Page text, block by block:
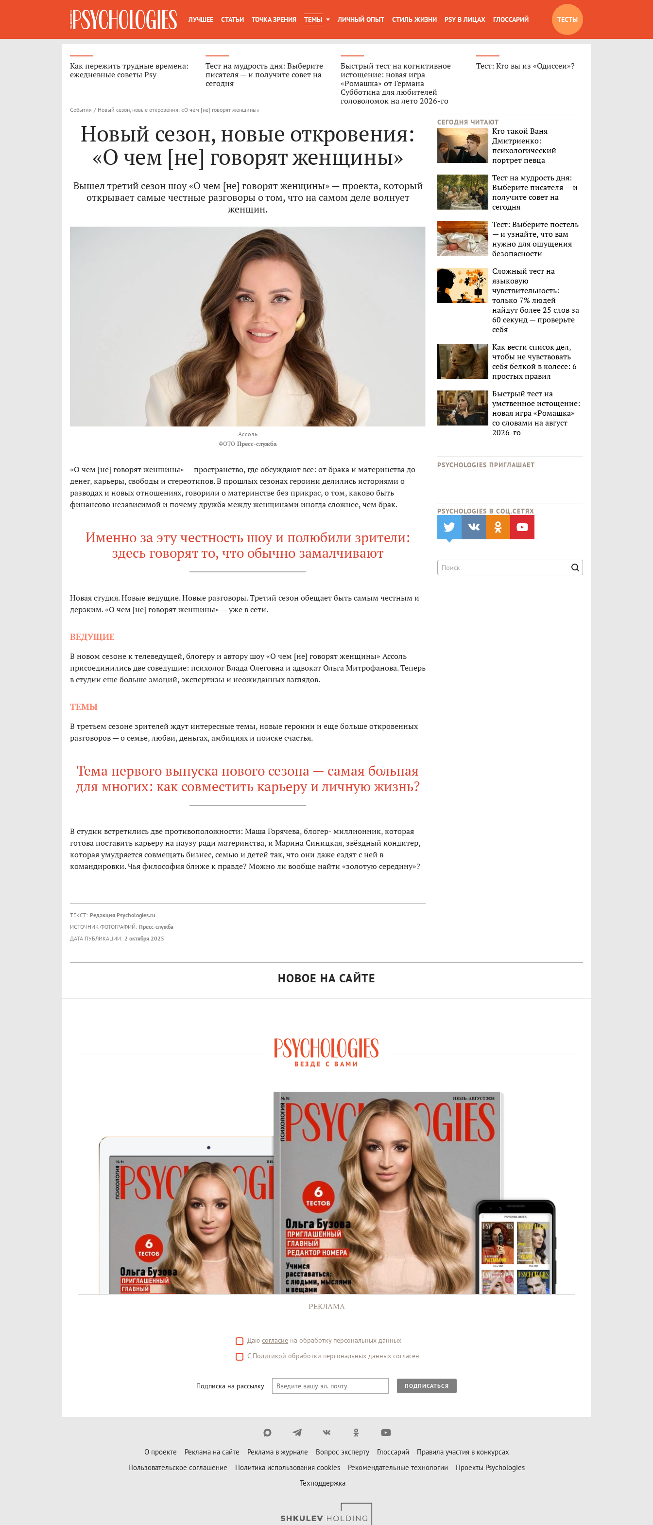
ЛУЧШЕЕ СТАТЬИ ТОЧКА ЗРЕНИЯ ТЕМЫ ЛИЧНЫЙ ОПЫТ СТИЛЬ ЖИЗНИ PSY В ЛИЦАХ ГЛОССАРИЙ ТЕСТЫ
Как пережить трудные времена:
ежедневные советы Psy
Тест на мудрость дня: Выберите
писателя — и получите совет на
сегодня
Быстрый тест на когнитивное
истощение: новая игра
«Ромашка» от Германа
Субботина для любителей
головоломок на лето 2026-го
Тест: Кто вы из «Одиссеи»?
События / Новый сезон, новые откровения: «О чем [не] говорят женщины»
Новый сезон, новые откровения:
«О чем [не] говорят женщины»
Вышел третий сезон шоу «О чем [не] говорят женщины» — проекта, который
открывает самые честные разговоры о том, что на самом деле волнует
женщин.
Ассоль
ФОТО Пресс-служба
«О чем [не] говорят женщины» — пространство, где обсуждают все: от брака и материнства до
денег, карьеры, свободы и стереотипов. В прошлых сезонах героини делились историями о
разводах и новых отношениях, говорили о материнстве без прикрас, о том, каково быть
финансово независимой и почему дружба между женщинами иногда сложнее, чем брак.
Именно за эту честность шоу и полюбили зрители:
здесь говорят то, что обычно замалчивают
Новая студия. Новые ведущие. Новые разговоры. Третий сезон обещает быть самым честным и
дерзким. «О чем [не] говорят женщины» — уже в сети.
ВЕДУЩИЕ
В новом сезоне к телеведущей, блогеру и автору шоу «О чем [не] говорят женщины» Ассоль
присоединились две соведущие: психолог Влада Олеговна и адвокат Ольга Митрофанова. Теперь
в студии еще больше эмоций, экспертизы и неожиданных взглядов.
ТЕМЫ
В третьем сезоне зрителей ждут интересные темы, новые героини и еще больше откровенных
разговоров — о семье, любви, деньгах, амбициях и поиске счастья.
Тема первого выпуска нового сезона — самая больная
для многих: как совместить карьеру и личную жизнь?
В студии встретились две противоположности: Маша Горячева, блогер- миллионник, которая
готова поставить карьеру на паузу ради материнства, и Марина Синицкая, звёздный кондитер,
которая умудряется совмещать бизнес, семью и детей так, что они даже ездят с ней в
командировки. Чья философия ближе к правде? Можно ли вообще найти «золотую середину»?
ТЕКСТ: Редакция Psychologies.ru
ИСТОЧНИК ФОТОГРАФИЙ: Пресс-служба
ДАТА ПУБЛИКАЦИИ: 2 октября 2025
СЕГОДНЯ ЧИТАЮТ
Кто такой Ваня
Дмитриенко:
психологический
портрет певца
Тест на мудрость дня:
Выберите писателя — и
получите совет на
сегодня
Тест: Выберите постель
— и узнайте, что вам
нужно для ощущения
безопасности
Сложный тест на
языковую
чувствительность:
только 7% людей
найдут более 25 слов за
60 секунд — проверьте
себя
Как вести список дел,
чтобы не чувствовать
себя белкой в колесе: 6
простых правил
Быстрый тест на
умственное истощение:
новая игра «Ромашка»
со словами на август
2026-го
PSYCHOLOGIES ПРИГЛАШАЕТ
PSYCHOLOGIES В CОЦ.СЕТЯХ
НОВОЕ НА САЙТЕ
ВЕЗДЕ С ВАМИ
РЕКЛАМА
Даю согласие на обработку персональных данных
С Политикой обработки персональных данных согласен
Подписка на рассылку ПОДПИСАТЬСЯ
О проекте Реклама на сайте Реклама в журнале Вопрос эксперту Глоссарий
Правила участия в конкурсах
Пользовательское соглашение
Политика использования cookies Рекомендательные технологии
Проекты Psychologies
Техподдержка